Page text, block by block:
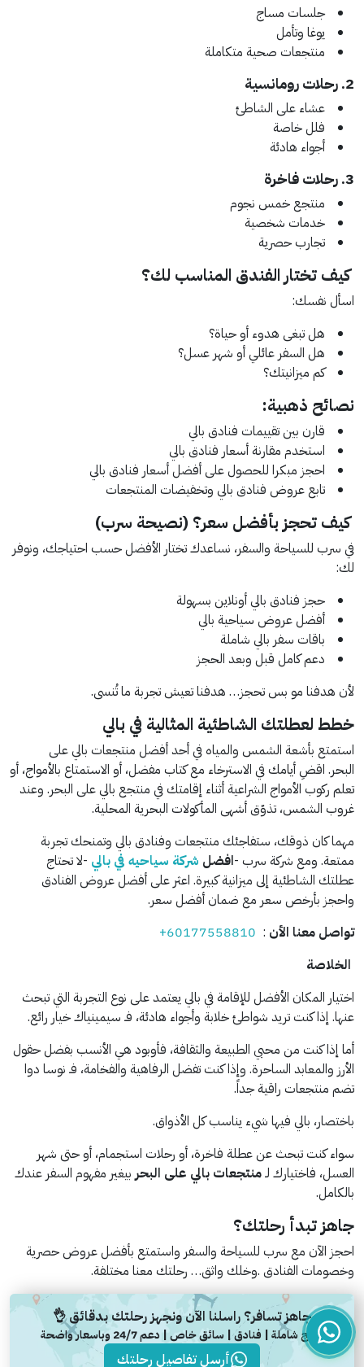
جلسات مساج
يوغا وتأمل
منتجعات صحية متكاملة
2. رحلات رومانسية
عشاء على الشاطئ
فلل خاصة
أجواء هادئة
3. رحلات فاخرة
منتجع خمس نجوم
خدمات شخصية
تجارب حصرية
كيف تختار الفندق المناسب لك؟
اسأل نفسك:
هل تبغى هدوء أو حياة؟
هل السفر عائلي أو شهر عسل؟
كم ميزانيتك؟
نصائح ذهبية:
قارن بين تقييمات فنادق بالي
استخدم مقارنة أسعار فنادق بالي
احجز مبكرا للحصول على أفضل أسعار فنادق بالي
تابع عروض فنادق بالي وتخفيضات المنتجعات
كيف تحجز بأفضل سعر؟ (نصيحة سرب)
في سرب للسياحة والسفر، نساعدك تختار الأفضل حسب احتياجك، ونوفر
لك:
حجز فنادق بالي أونلاين بسهولة
أفضل عروض سياحية بالي
باقات سفر بالي شاملة
دعم كامل قبل وبعد الحجز
لأن هدفنا مو بس تحجز… هدفنا تعيش تجربة ما تُنسى.
خطط لعطلتك الشاطئية المثالية في بالي
استمتع بأشعة الشمس والمياه في أحد أفضل منتجعات بالي على
البحر. اقضِ أيامك في الاسترخاء مع كتاب مفضل، أو الاستمتاع بالأمواج، أو
تعلم ركوب الأمواج الشراعية أثناء إقامتك في منتجع بالي على البحر. وعند
غروب الشمس، تذوّق أشهى المأكولات البحرية المحلية.
مهما كان ذوقك، ستفاجئك منتجعات وفنادق بالي وتمنحك تجربة
ممتعة. ومع شركة سرب -افضل شركة سياحيه في بالي -لا تحتاج
عطلتك الشاطئية إلى ميزانية كبيرة. اعثر على أفضل عروض الفنادق
واحجز بأرخص سعر مع ضمان أفضل سعر.
تواصل معنا الأن :
+60177558810
الخلاصة
اختيار المكان الأفضل للإقامة في بالي يعتمد على نوع التجربة التي تبحث
عنها. إذا كنت تريد شواطئ خلابة وأجواء هادئة، فـ سيمينياك خيار رائع.
أما إذا كنت من محبي الطبيعة والثقافة، فأوبود هي الأنسب بفضل حقول
الأرز والمعابد الساحرة. وإذا كنت تفضل الرفاهية والفخامة، فـ نوسا دوا
تضم منتجعات راقية جداً.
باختصار، بالي فيها شيء يناسب كل الأذواق.
سواء كنت تبحث عن عطلة فاخرة، أو رحلات استجمام، أو حتى شهر
العسل، فاختيارك لـمنتجعات بالي على البحر بيغير مفهوم السفر عندك
بالكامل.
جاهز تبدأ رحلتك؟
احجز الآن مع سرب للسياحة والسفر واستمتع بأفضل عروض حصرية
وخصومات الفنادق .وخلك واثق… رحلتك معنا مختلفة.
جاهز تسافر؟ راسلنا الآن ونجهز رحلتك بدقائق 👌
برامج شاملة | فنادق | سائق خاص | دعم 24/7 وباسعار واضحة
أرسل تفاصيل رحلتك